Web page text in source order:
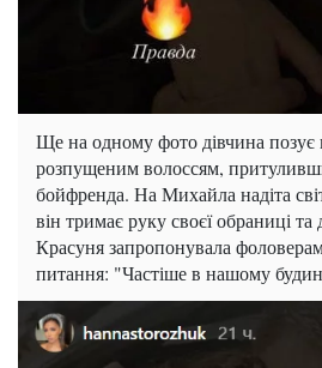
Ще на одному фото дівчина позує
розпущеним волоссям,
бойфренда. На Михайла надіта
він тримає руку своєї обраниці
Красуня запропонувала
питання: "Частіше в нашому